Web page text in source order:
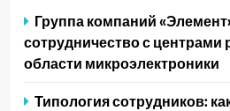
Группа компаний
сотрудничество с центрами
области микроэлектроники
Типология сотрудников: